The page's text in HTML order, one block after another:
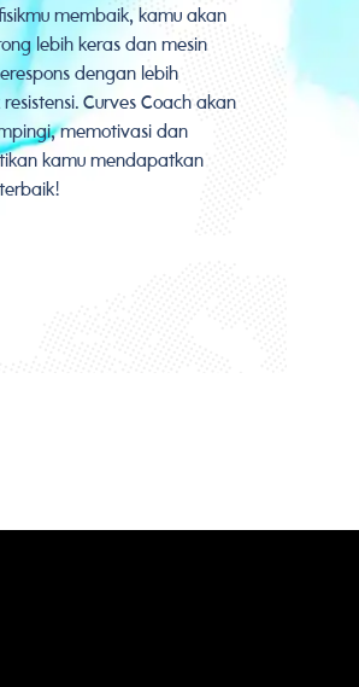
membaik, kamu akan
lebih keras dan mesin
dengan lebih
Curves Coach akan
memotivasi dan
kamu mendapatkan